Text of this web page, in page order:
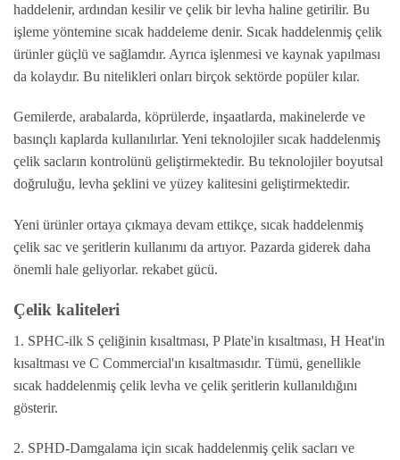
haddelenir, ardından kesilir ve çelik bir levha haline getirilir. Bu
işleme yöntemine sıcak haddeleme denir. Sıcak haddelenmiş çelik
ürünler güçlü ve sağlamdır. Ayrıca işlenmesi ve kaynak yapılması
da kolaydır. Bu nitelikleri onları birçok sektörde popüler kılar.
Gemilerde, arabalarda, köprülerde, inşaatlarda, makinelerde ve
basınçlı kaplarda kullanılırlar. Yeni teknolojiler sıcak haddelenmiş
çelik sacların kontrolünü geliştirmektedir. Bu teknolojiler boyutsal
doğruluğu, levha şeklini ve yüzey kalitesini geliştirmektedir.
Yeni ürünler ortaya çıkmaya devam ettikçe, sıcak haddelenmiş
çelik sac ve şeritlerin kullanımı da artıyor. Pazarda giderek daha
önemli hale geliyorlar. rekabet gücü.
Çelik kaliteleri
1. SPHC-ilk S çeliğinin kısaltması, P Plate'in kısaltması, H Heat'in
kısaltması ve C Commercial'ın kısaltmasıdır. Tümü, genellikle
sıcak haddelenmiş çelik levha ve çelik şeritlerin kullanıldığını
gösterir.
2. SPHD-Damgalama için sıcak haddelenmiş çelik sacları ve